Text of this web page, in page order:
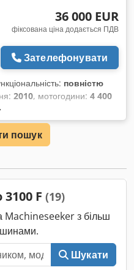
36 000 EUR
фіксована ціна додається ПДВ
Зателефонувати
повністю
2010, мотогодини: 4 400
, Обладнання:
кондиціонера,
Eq Upjwsrf
пошук
F (19)
Machineseeker з більш
Шукати